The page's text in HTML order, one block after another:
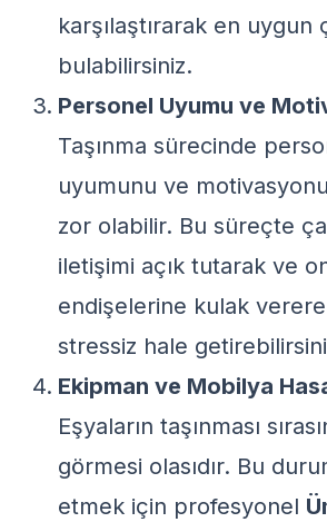
karşılaştırarak en uygun
bulabilirsiniz.
Personel Uyumu ve
Taşınma sürecinde
uyumunu ve
zor olabilir. Bu süreçte
iletişimi açık tutarak ve
endişelerine kulak
stressiz hale
Ekipman ve Mobilya
Eşyaların taşınması
görmesi olasıdır. Bu
etmek için profesyonel